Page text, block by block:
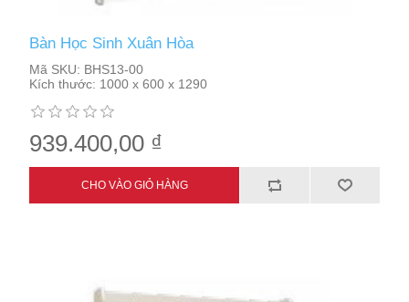
Bàn Học Sinh Xuân Hòa
Mã SKU: BHS13-00
Kích thước: 1000 x 600 x 1290
939.400,00 ₫